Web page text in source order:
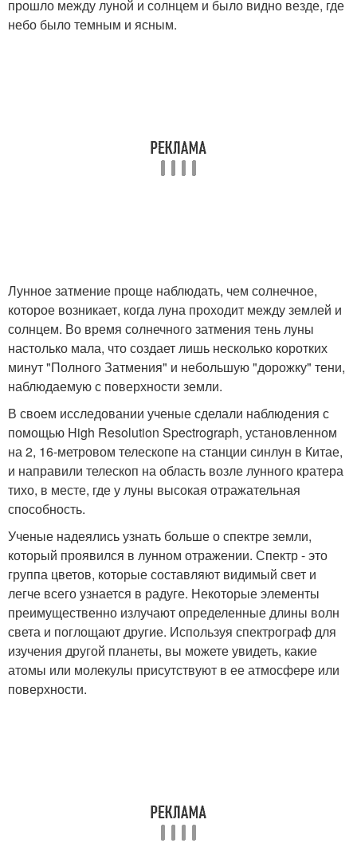
прошло между луной и солнцем и было видно везде, где
небо было темным и ясным.
Лунное затмение проще наблюдать, чем солнечное,
которое возникает, когда луна проходит между землей и
солнцем. Во время солнечного затмения тень луны
настолько мала, что создает лишь несколько коротких
минут "Полного Затмения" и небольшую "дорожку" тени,
наблюдаемую с поверхности земли.
В своем исследовании ученые сделали наблюдения с
помощью High Resolution Spectrograph, установленном
на 2, 16-метровом телескопе на станции синлун в Китае,
и направили телескоп на область возле лунного кратера
тихо, в месте, где у луны высокая отражательная
способность.
Ученые надеялись узнать больше о спектре земли,
который проявился в лунном отражении. Спектр - это
группа цветов, которые составляют видимый свет и
легче всего узнается в радуге. Некоторые элементы
преимущественно излучают определенные длины волн
света и поглощают другие. Используя спектрограф для
изучения другой планеты, вы можете увидеть, какие
атомы или молекулы присутствуют в ее атмосфере или
поверхности.